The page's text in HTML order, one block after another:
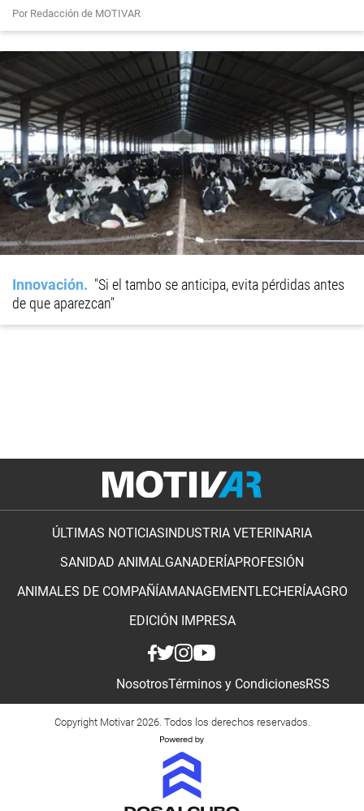
Por Redacción de MOTIVAR
Innovación
"Si el tambo se anticipa, evita pérdidas antes
de que aparezcan"
ÚLTIMAS NOTICIAS INDUSTRIA VETERINARIA
SANIDAD ANIMALGANADERÍAPROFESIÓN
ANIMALES DE COMPAÑÍAMANAGEMENTLECHERÍAAGRO
EDICIÓN IMPRESA
NosotrosTérminos y CondicionesRSS
Copyright Motivar 2026. Todos los derechos reservados.